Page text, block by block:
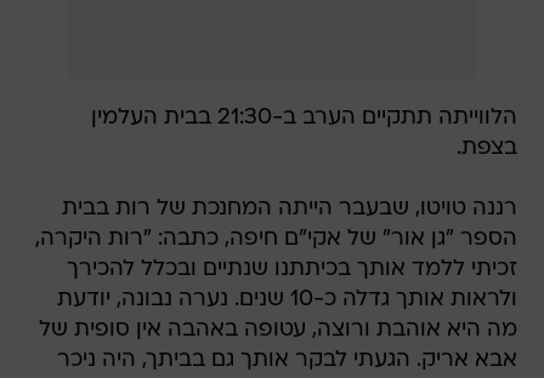
הלווייתה תתקיים הערב ב-21:30 בבית העלמין
בצפת.
רננה טויטו, שבעבר הייתה המחנכת של רות בבית
הספר "גן אור" של אקי"ם חיפה, כתבה: "רות היקרה,
זכיתי ללמד אותך בכיתתנו שנתיים ובכלל להכירך
ולראות אותך גדלה כ-10 שנים. נערה נבונה, יודעת
מה היא אוהבת ורוצה, עטופה באהבה אין סופית של
אבא אריק. הגעתי לבקר אותך גם בביתך, היה ניכר